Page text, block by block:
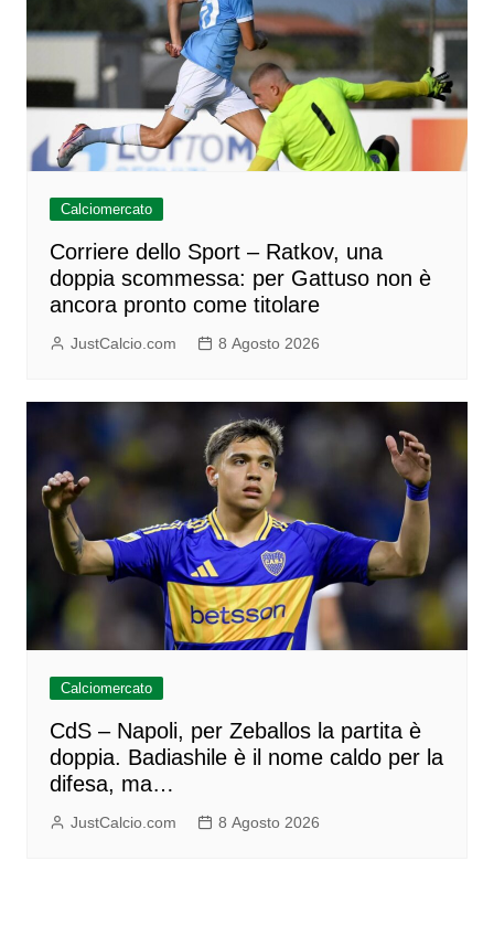
Calciomercato
Corriere dello Sport – Ratkov, una
doppia scommessa: per Gattuso non è
ancora pronto come titolare
JustCalcio.com 8 Agosto 2026
Calciomercato
CdS – Napoli, per Zeballos la partita è
doppia. Badiashile è il nome caldo per la
difesa, ma…
JustCalcio.com 8 Agosto 2026